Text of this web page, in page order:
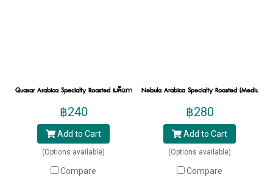
Quasar Arabica Specialty Roasted เมล็ดกาแฟคั่วพิเศษอราบิก้า ควาซาร์
฿240
Add to Cart
(Options available)
Compare
Nebula Arabica Specialty Roasted (Medium
฿280
Add to Cart
(Options available)
Compare